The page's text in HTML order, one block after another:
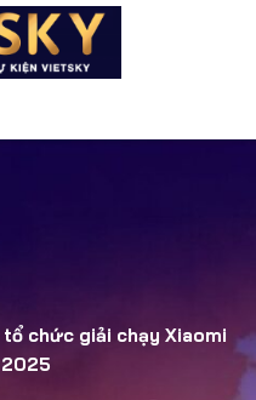
chức giải chạy Xiaomi
2025